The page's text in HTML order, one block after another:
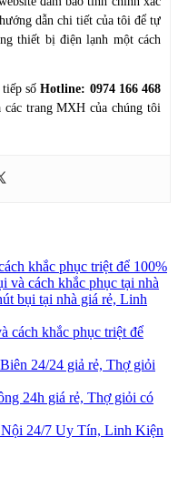
dẫn chi tiết của tôi để tự
thiết bị điện lạnh một cách
tiếp sốHotline: 0974 166 468
trang MXH của chúng tôi
khắc phục triệt để 100%
và cách khắc phục tại nhà
bụi tại nhà giá rẻ, Linh
cách khắc phục triệt để
24/24 giả rẻ, Thợ giỏi
24h giá rẻ, Thợ giỏi có
24/7 Uy Tín, Linh Kiện